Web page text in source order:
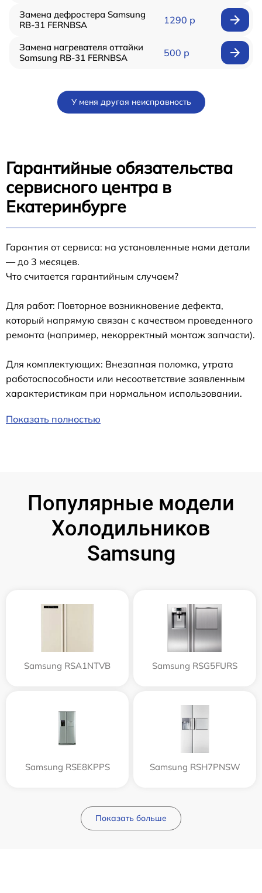
Замена дефростера Samsung
RB-31 FERNBSA
1290 р
Замена нагревателя оттайки
Samsung RB-31 FERNBSA
500 р
У меня другая неисправность
Гарантийные обязательства
сервисного центра в
Екатеринбурге
Гарантия от сервиса: на установленные нами детали
— до 3 месяцев.
Что считается гарантийным случаем?
Для работ: Повторное возникновение дефекта,
который напрямую связан с качеством проведенного
ремонта (например, некорректный монтаж запчасти).
Для комплектующих: Внезапная поломка, утрата
работоспособности или несоответствие заявленным
характеристикам при нормальном использовании.
Показать полностью
Популярные модели
Холодильников
Samsung
Samsung RSA1NTVB Samsung RSG5FURS
Samsung RSE8KPPS Samsung RSH7PNSW
Показать больше